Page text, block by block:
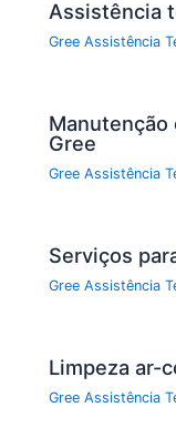
Assistência
Gree Assistência
Gree
Gree Assistência
Serviços
Gree Assistência
Limpeza ar-
Gree Assistência